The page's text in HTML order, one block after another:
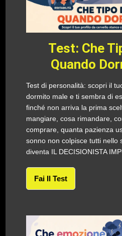
Test: Che
Quando
Test di personalità: scopri il
dormito male e ti sembra di
finché non arriva la prima
mangiare, cosa rimandare,
comprare, quanta pazienza
sonno non colpisce tutti nello
diventa IL DECISIONISTA
Fai Il Test